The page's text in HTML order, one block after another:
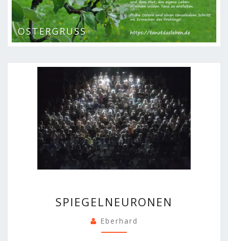
OSTERGRUSS
SPIEGELNEURONEN
Eberhard